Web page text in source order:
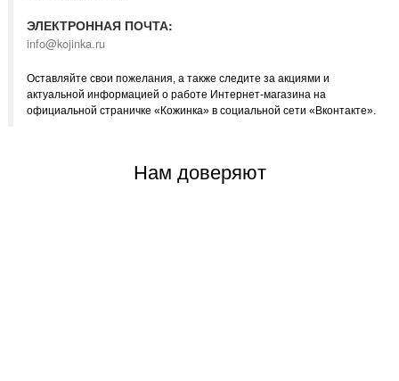
ЭЛЕКТРОННАЯ ПОЧТА:
info@kojinka.ru
Оставляйте свои пожелания, а также следите за акциями и
актуальной информацией о работе Интернет-магазина на
официальной страничке «Кожинка» в социальной сети «Вконтакте».
Нам доверяют